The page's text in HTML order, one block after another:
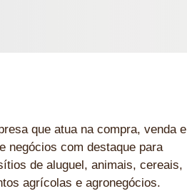
que atua na compra, venda e
negócios com destaque para
de aluguel, animais, cereais,
agrícolas e agronegócios.